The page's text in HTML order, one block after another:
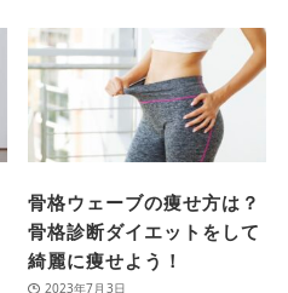
骨格ウェーブの痩せ方は？
骨格診断ダイエットをして
綺麗に痩せよう！
2023年7月3日